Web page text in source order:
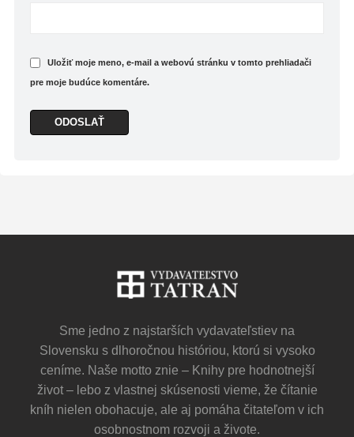
Uložiť moje meno, e-mail a webovú stránku v tomto prehliadači
pre moje budúce komentáre.
Sme jedno z najstarších vydavateľstiev na
Slovensku s dlhoročnou históriou, ktorú si vysoko
ceníme. Naše motto znie – Knihy pre hodnotnejší
život – lebo z vlastnej skúsenosti vieme, že čítanie
kníh nielen obohacuje, ale aj pomáha čitateľom v ich
osobnostnom rozvoji a živote.